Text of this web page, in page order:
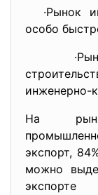
·Рынок
особо
·Рынок
инженерно-
На
экспорт,
можно